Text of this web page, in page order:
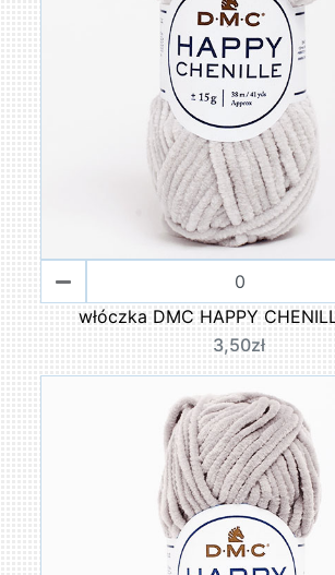
włóczka DMC HAPPY
3,50zł